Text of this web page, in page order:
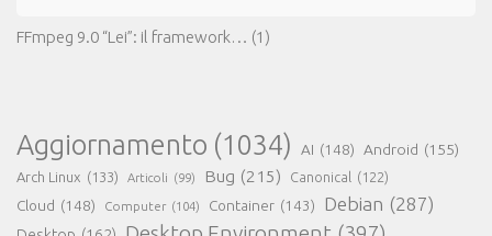
FFmpeg 9.0 “Lei”: il framework… (1)
Aggiornamento (1034) AI (148) Android (155)
Arch Linux (133) Articoli (99) Bug (215) Canonical (122)
Cloud (148) Computer (104) Container (143) Debian (287)